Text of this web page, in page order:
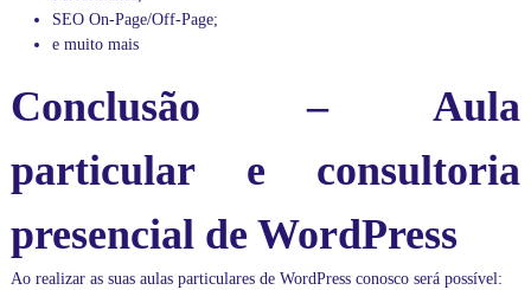
SEO On-Page/Off-Page;
e muito mais
Conclusão – Aula
particular e consultoria
presencial de WordPress
Ao realizar as suas aulas particulares de WordPress conosco será possível: